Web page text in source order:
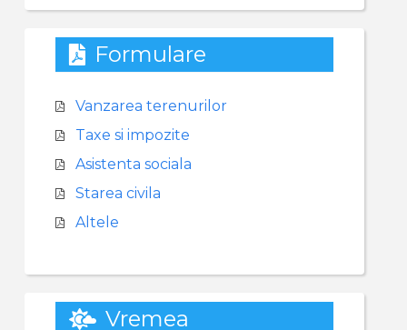
Formulare
Vanzarea terenurilor
Taxe si impozite
Asistenta sociala
Starea civila
Altele
Vremea